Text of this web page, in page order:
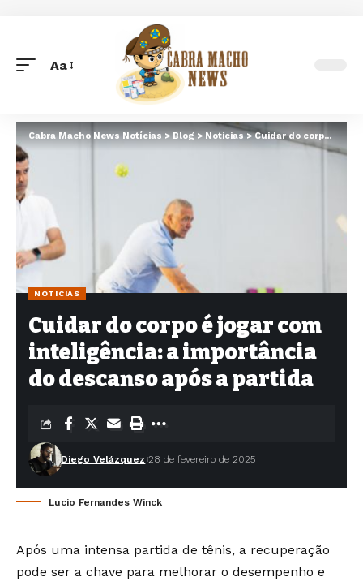
Font
Aa
Cabra Macho News Notícias>Blog>Noticias>Cuidar do corpo é jogar com inteligência: a importância do descanso após a partida
NOTICIAS
Cuidar do corpo é jogar com
inteligência: a importância
do descanso após a partida
Diego Velázquez 28 de fevereiro de 2025
Lucio Fernandes Winck
Após uma intensa partida de tênis, a recuperação
pode ser a chave para melhorar o desempenho e